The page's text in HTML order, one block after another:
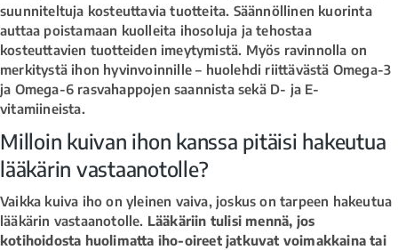
suunniteltuja kosteuttavia tuotteita. Säännöllinen kuorinta
auttaa poistamaan kuolleita ihosoluja ja tehostaa
kosteuttavien tuotteiden imeytymistä. Myös ravinnolla on
merkitystä ihon hyvinvoinnille – huolehdi riittävästä Omega-3
ja Omega-6 rasvahappojen saannista sekä D- ja E-
vitamiineista.
Milloin kuivan ihon kanssa pitäisi hakeutua
lääkärin vastaanotolle?
Vaikka kuiva iho on yleinen vaiva, joskus on tarpeen hakeutua
lääkärin vastaanotolle. Lääkäriin tulisi mennä, jos
kotihoidosta huolimatta iho-oireet jatkuvat voimakkaina tai